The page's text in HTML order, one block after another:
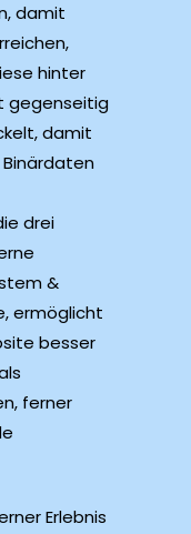
damit
hinter
gegenseitig
damit
Binärdaten
drei
&
ermöglicht
besser
ferner
Erlebnis